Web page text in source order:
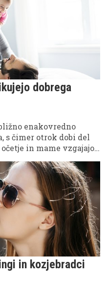
dobrega
enakovredno
s čimer otrok dobi del
in mame vzgajajo
da otrok odide v svet s
treba, da je popoln,
nekatere lastnosti, ki
zrasel v odgovorno in
in kozjebradci